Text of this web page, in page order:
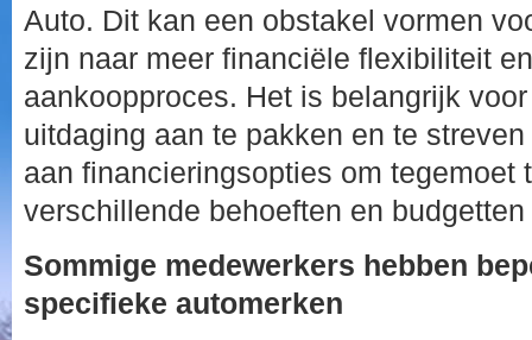
Auto. Dit kan een obstakel vormen
zijn naar meer financiële flexibiliteit
aankoopproces. Het is belangrijk
uitdaging aan te pakken en te
aan financieringsopties om tegemoet
verschillende behoeften en
Sommige medewerkers hebben
specifieke automerken